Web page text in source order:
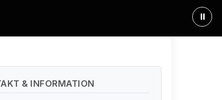
⏸
& INFORMATION